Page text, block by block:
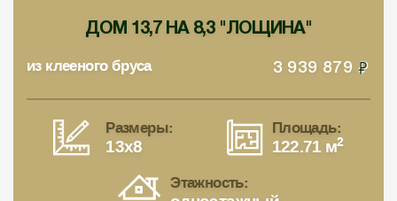
ДОМ 13,7 НА 8,3 "ЛОЩИНА"
из клееного бруса 3 939 879
Размеры:
13x8
Площадь:
122.71 м2
Этажность: